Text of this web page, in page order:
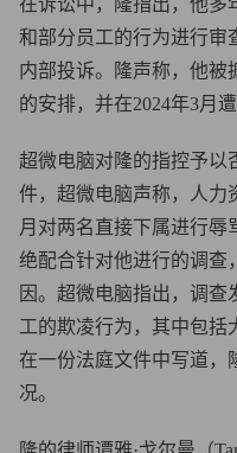
在诉讼中，隆指出，他多
和部分员工的行为进行审
内部投诉。隆声称，他被
的安排，并在2024年3月遭
超微电脑对隆的指控予以
件，超微电脑声称，人力
月对两名直接下属进行辱
绝配合针对他进行的调查
因。超微电脑指出，调查
工的欺凌行为，其中包括
在一份法庭文件中写道，
况。